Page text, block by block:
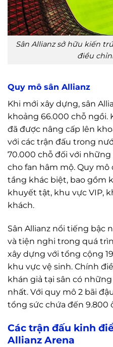
Sân Allianz sở hữu kiến
điều
Quy mô sân Allianz
Khi mới xây dựng, sân
khoảng 66.000 chỗ ngồi.
đã được nâng cấp lên
với các trận đấu trong
70.000 chỗ đối với
cho fan hâm mộ. Quy
tầng khác biệt, bao gồm
khuyết tật, khu vực VIP,
khách.
Sân Allianz nổi tiếng bậc
và tiện nghi trong quá
xây dựng với tổng cộng
khu vực vệ sinh. Chính
khán giả tại sân có
nhất. Với quy mô 2 bãi
tổng sức chứa đến 9.800
Các trận đấu kinh
Allianz Arena